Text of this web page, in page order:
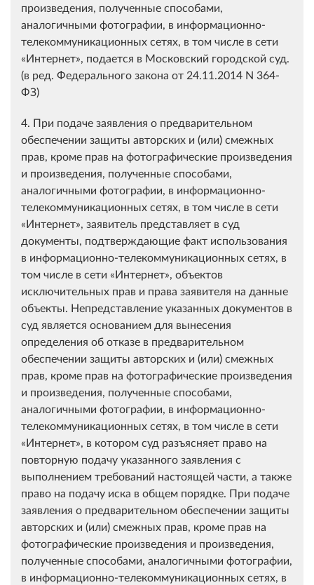
произведения, полученные способами,
аналогичными фотографии, в информационно-
телекоммуникационных сетях, в том числе в сети
«Интернет», подается в Московский городской суд.
(в ред. Федерального закона от 24.11.2014 N 364-
ФЗ)
4. При подаче заявления о предварительном
обеспечении защиты авторских и (или) смежных
прав, кроме прав на фотографические произведения
и произведения, полученные способами,
аналогичными фотографии, в информационно-
телекоммуникационных сетях, в том числе в сети
«Интернет», заявитель представляет в суд
документы, подтверждающие факт использования
в информационно-телекоммуникационных сетях, в
том числе в сети «Интернет», объектов
исключительных прав и права заявителя на данные
объекты. Непредставление указанных документов в
суд является основанием для вынесения
определения об отказе в предварительном
обеспечении защиты авторских и (или) смежных
прав, кроме прав на фотографические произведения
и произведения, полученные способами,
аналогичными фотографии, в информационно-
телекоммуникационных сетях, в том числе в сети
«Интернет», в котором суд разъясняет право на
повторную подачу указанного заявления с
выполнением требований настоящей части, а также
право на подачу иска в общем порядке. При подаче
заявления о предварительном обеспечении защиты
авторских и (или) смежных прав, кроме прав на
фотографические произведения и произведения,
полученные способами, аналогичными фотографии,
в информационно-телекоммуникационных сетях, в